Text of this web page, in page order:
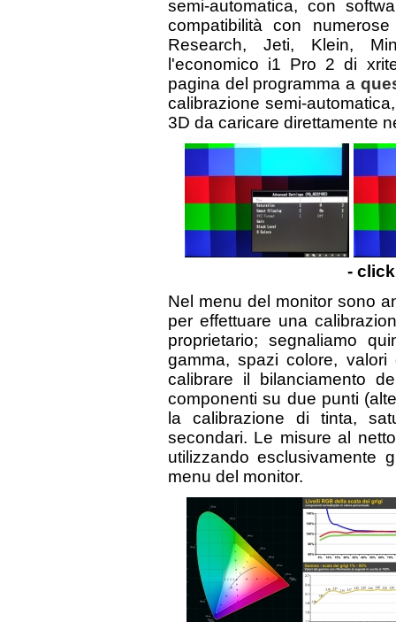
semi-automatica, con
compatibilità con
Research, Jeti, Klein,
l'economico i1 Pro 2 di
pagina del programma a
calibrazione semi-
3D da caricare direttamente
-
Nel menu del monitor sono
per effettuare una
proprietario; segnaliamo
gamma, spazi colore,
calibrare il bilanciamento
componenti su due punti
la calibrazione di tinta,
secondari. Le misure al
utilizzando esclusivamente
menu del monitor.